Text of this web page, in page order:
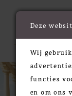
Related
Products
Skip
PAUSE
PREVIOUS SLIDE
NEXT SLIDE
0
Deze
Wij
functies
en om ons